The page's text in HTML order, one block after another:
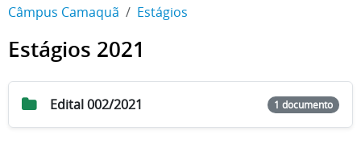
Câmpus Camaquã Estágios
Estágios 2021
Edital 002/2021 1 documento